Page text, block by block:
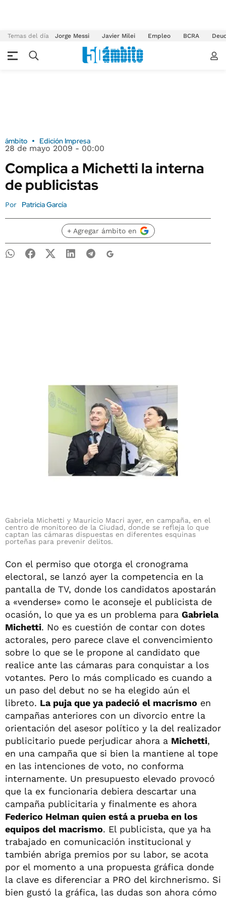
Temas del día Jorge Messi Javier Milei Empleo BCRA
ámbito Edición Impresa
28 de mayo 2009 - 00:00
Complica a Michetti la interna
de publicistas
Por Patricia García
+ Agregar ámbito en
Gabriela Michetti y Mauricio Macri ayer, en campaña, en el
centro de monitoreo de la Ciudad, donde se refleja lo que
captan las cámaras dispuestas en diferentes esquinas
porteñas para prevenir delitos.
Con el permiso que otorga el cronograma
electoral, se lanzó ayer la competencia en la
pantalla de TV, donde los candidatos apostarán
a «venderse» como le aconseje el publicista de
ocasión, lo que ya es un problema para Gabriela
Michetti. No es cuestión de contar con dotes
actorales, pero parece clave el convencimiento
sobre lo que se le propone al candidato que
realice ante las cámaras para conquistar a los
votantes. Pero lo más complicado es cuando a
un paso del debut no se ha elegido aún el
libreto. La puja que ya padeció el macrismo en
campañas anteriores con un divorcio entre la
orientación del asesor político y la del realizador
publicitario puede perjudicar ahora a Michetti,
en una campaña que si bien la mantiene al tope
en las intenciones de voto, no conforma
internamente. Un presupuesto elevado provocó
que la ex funcionaria debiera descartar una
campaña publicitaria y finalmente es ahora
Federico Helman quien está a prueba en los
equipos del macrismo. El publicista, que ya ha
trabajado en comunicación institucional y
también abriga premios por su labor, se acota
por el momento a una propuesta gráfica donde
la clave es diferenciar a PRO del kirchnerismo. Si
bien gustó la gráfica, las dudas son ahora cómo